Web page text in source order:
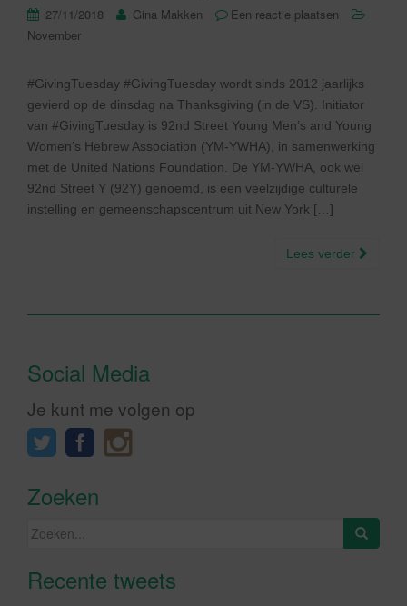
27/11/2018 Gina Makken
Een reactie plaatsen
November
#GivingTuesday #GivingTuesday wordt sinds 2012 jaarlijks
gevierd op de dinsdag na Thanksgiving (in de VS). Initiator
van #GivingTuesday is 92nd Street Young Men’s and Young
Women’s Hebrew Association (YM-YWHA), in samenwerking
met de United Nations Foundation. De YM-YWHA, ook wel
92nd Street Y (92Y) genoemd, is een veelzijdige culturele
instelling en gemeenschapscentrum uit New York […]
Lees verder
Social Media
Je kunt me volgen op
Zoeken
Zoeken
Recente tweetsKlik om marketing cookies te